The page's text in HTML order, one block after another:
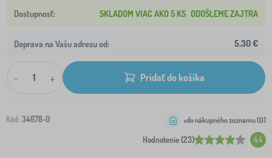
SKLADOM VIAC AKO 5 KS ODOŠLEME ZAJTRA
Doprava na Vašu adresu od: 5,30 €
- + Pridať do košíka
Kód: 34678-0
Hodnotenie (23) 4.4
+do nákupného zoznamu (0)